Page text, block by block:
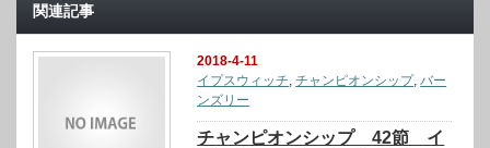
関連記事
2018-4-11
イプスウィッチ ,チャンピオンシップ, バー
ンズリー
チャンピオンシップ 42節 イ